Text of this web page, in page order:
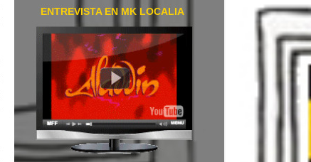
ENTREVISTA EN MK LOCALIA